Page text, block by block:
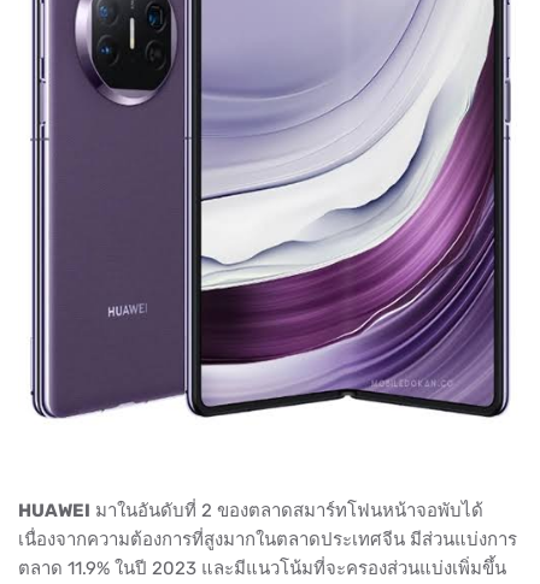
HUAWEI มาในอันดับที่ 2 ของตลาดสมาร์ทโฟนหน้าจอพับได้
เนื่องจากความต้องการที่สูงมากในตลาดประเทศจีน มีส่วนแบ่งการ
ตลาด 11.9% ในปี 2023 และมีแนวโน้มที่จะครองส่วนแบ่งเพิ่มขึ้น